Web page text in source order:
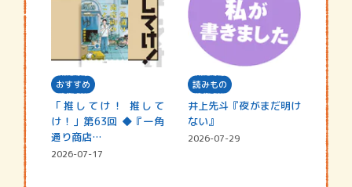
おすすめ
「推してけ！ 推して
け！」第63回 ◆『一角
通り商店…
2026-07-17
読みもの
井上先斗『夜がまだ明け
ない』
2026-07-29